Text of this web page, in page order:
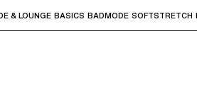
te openen en "Pijl
& LOUNGE BASICS BADMODE SOFTSTRETCH